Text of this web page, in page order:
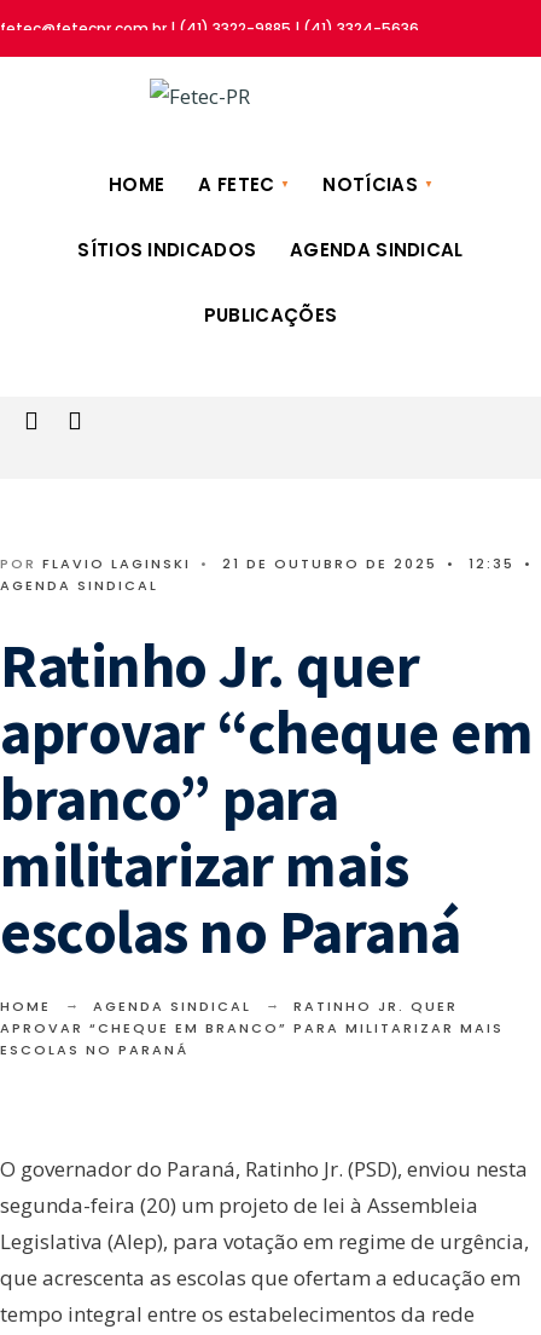
fetec@fetecpr.com.br | (41) 3322-9885 | (41) 3324-5636
HOME A FETEC NOTÍCIAS
SÍTIOS INDICADOS AGENDA SINDICAL
PUBLICAÇÕES
POR FLAVIO LAGINSKI • 21 DE OUTUBRO DE 2025 • 12:35
•
AGENDA SINDICAL
Ratinho Jr. quer
aprovar “cheque em
branco” para
militarizar mais
escolas no Paraná
HOME AGENDA SINDICAL
RATINHO JR. QUER
APROVAR “CHEQUE EM BRANCO” PARA MILITARIZAR MAIS
ESCOLAS NO PARANÁ
O governador do Paraná, Ratinho Jr. (PSD), enviou nesta
segunda-feira (20) um projeto de lei à Assembleia
Legislativa (Alep), para votação em regime de urgência,
que acrescenta as escolas que ofertam a educação em
tempo integral entre os estabelecimentos da rede